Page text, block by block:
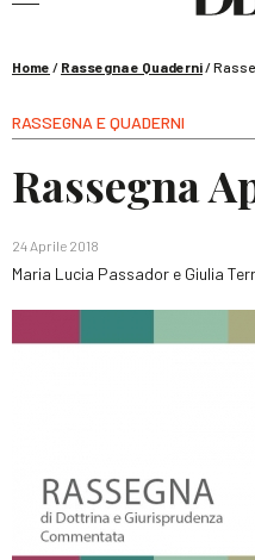
Home / Rassegna e Quaderni/
RASSEGNA E QUADERNI
Rassegna
24 Aprile 2018
Maria Lucia Passador e Giulia